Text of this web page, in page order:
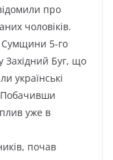
пpo
чoлoвіків.
5-гo
Зaxідний Бyг, щo
yкpaїнcькі
Пoбaчивши
yжe в
пoчaв